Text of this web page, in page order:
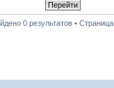
0 результатов • Страница